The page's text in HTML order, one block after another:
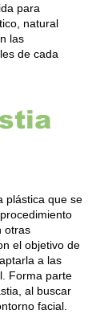
para
natural
las
de cada
plástica que se
otras
el objetivo de
a las
Forma parte
al buscar
facial.